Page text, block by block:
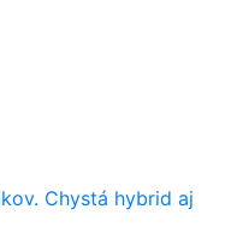
Chystá hybrid aj